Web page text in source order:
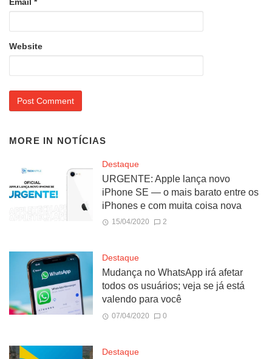
Website
MORE IN NOTÍCIAS
Destaque
URGENTE: Apple lança novo
iPhone SE — o mais barato entre os
iPhones e com muita coisa nova
15/04/2020 2
Destaque
Mudança no WhatsApp irá afetar
todos os usuários; veja se já está
valendo para você
07/04/2020 0
Destaque